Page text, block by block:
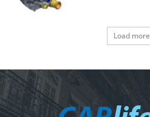
Load more